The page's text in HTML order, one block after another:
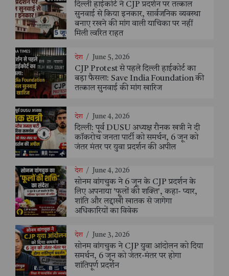
दिल्ली हाईकोर्ट ने CJP प्रदर्शन पर तत्काल
सुनवाई से किया इनकार, सार्वजनिक व्यवस्था
बनाए रखने की मांग वाली याचिका पर नहीं
मिली त्वरित राहत
देश / June 5, 2026
CJP Protest से पहले दिल्ली हाईकोर्ट का
बड़ा फैसला: Save India Foundation की
तत्काल सुनवाई की मांग खारिज
देश / June 4, 2026
दिल्ली: पूर्व DUSU अध्यक्ष रौनक खत्री ने दी
कॉकरोच जनता पार्टी को समर्थन, 6 जून को
जंतर मंतर पर युवा प्रदर्शन की अपील
देश / June 4, 2026
सोनम वांगचुक ने 6 जून के CJP प्रदर्शन के
लिए अपनाया 'फूलों की शक्ति', कहा- प्यार,
शांति और लद्दाखी खातक से जागेगा
अधिकारियों का विवेक
देश / June 3, 2026
सोनम वांगचुक ने CJP युवा आंदोलन को दिया
समर्थन, 6 जून को जंतर-मंतर पर होगा
शांतिपूर्ण प्रदर्शन